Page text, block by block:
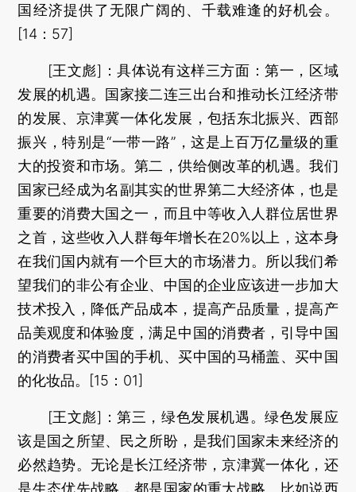
国经济提供了无限广阔的、千载难逢的好机会。
[14：57]
[王文彪]：具体说有这样三方面：第一，区域
发展的机遇。国家接二连三出台和推动长江经济带
的发展、京津冀一体化发展，包括东北振兴、西部
振兴，特别是“一带一路”，这是上百万亿量级的重
大的投资和市场。第二，供给侧改革的机遇。我们
国家已经成为名副其实的世界第二大经济体，也是
重要的消费大国之一，而且中等收入人群位居世界
之首，这些收入人群每年增长在20%以上，这本身
在我们国内就有一个巨大的市场潜力。所以我们希
望我们的非公有企业、中国的企业应该进一步加大
技术投入，降低产品成本，提高产品质量，提高产
品美观度和体验度，满足中国的消费者，引导中国
的消费者买中国的手机、买中国的马桶盖、买中国
的化妆品。[15：01]
[王文彪]：第三，绿色发展机遇。绿色发展应
该是国之所望、民之所盼，是我们国家未来经济的
必然趋势。无论是长江经济带，京津冀一体化，还
是生态优先战略，都是国家的重大战略。比如说西